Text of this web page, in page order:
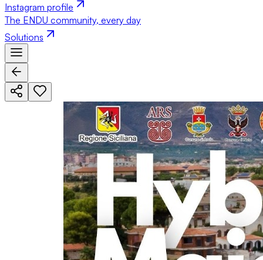
Instagram profile
The ENDU community, every day
Solutions